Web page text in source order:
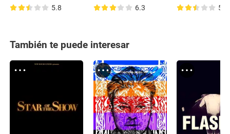
5.8 6.3 5.6
También te puede interesar